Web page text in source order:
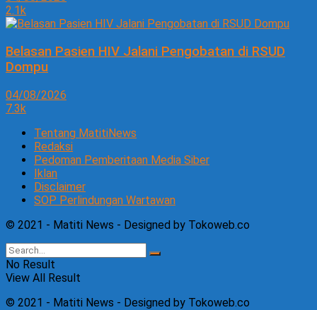
2.1k
Belasan Pasien HIV Jalani Pengobatan di RSUD
Dompu
04/08/2026
7.3k
Tentang MatitiNews
Redaksi
Pedoman Pemberitaan Media Siber
Iklan
Disclaimer
SOP Perlindungan Wartawan
© 2021 - Matiti News - Designed by Tokoweb.co
No Result
View All Result
© 2021 - Matiti News - Designed by Tokoweb.co